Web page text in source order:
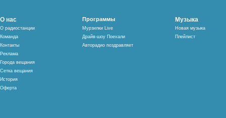
О нас
О радиостанции
Команда
Контакты
Реклама
Города вещания
Сетка вещания
История
Оферта
Программы
Мурзилки Live
Драйв-шоу Поехали
Авторадио поздравляет
Музыка
Новая музыка
Плейлист